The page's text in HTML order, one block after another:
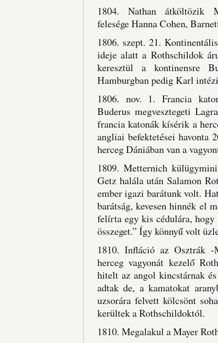
1804. Nathan átköltözik
felesége Hanna Cohen,
1806. szept. 21.
ideje alatt a Rothschildok
keresztül a kontinensre
Hamburgban pedig Karl
1806. nov. 1. Francia
Buderus megvesztegeti
francia katonák kísérik a
angliai befektetései havonta
herceg Dániában van a
1809. Metternich
Getz halála után Salamon
ember igazi barátunk volt.
barátság, kevesen hinnék el
felírta egy kis cédulára,
összeget.” Így könnyű volt
1810. Infláció az Osztrák -
herceg vagyonát kezelő
hitelt az angol kincstárnak
adtak de, a kamatokat
uzsorára felvett kölcsönt
kerültek a Rothschildoktól.
1810. Megalakul a Mayer